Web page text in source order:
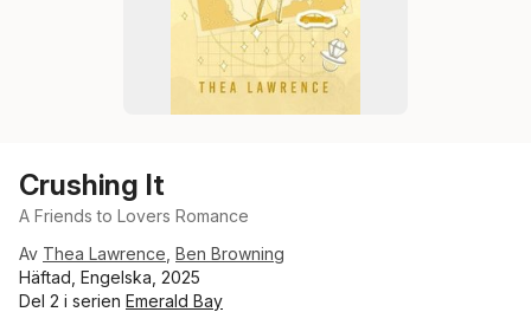
Crushing It
A Friends to Lovers Romance
Av Thea Lawrence Ben Browning
Häftad, Engelska, 2025
Del 2 i serien Emerald Bay